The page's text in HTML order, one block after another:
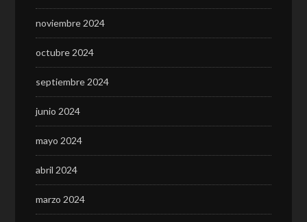
noviembre 2024
octubre 2024
septiembre 2024
junio 2024
mayo 2024
abril 2024
marzo 2024